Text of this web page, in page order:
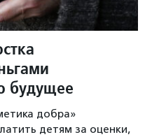
будущее
добра»
детям за оценки,